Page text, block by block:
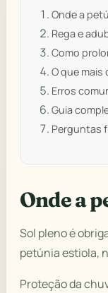
Onde a
Rega e
Como
O que mais
Erros
Guia
Perguntas
Onde a
Sol pleno é
petúnia estiola,
Proteção da